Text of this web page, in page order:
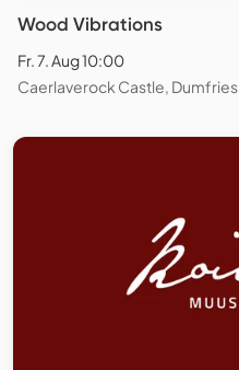
Wood Vibrations
Fr. 7. Aug 10:00
Caerlaverock Castle, Dumfries